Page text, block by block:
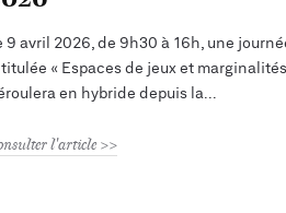
9 avril 2026, de 9h30 à 16h, une
« Espaces de jeux et
en hybride depuis la
l'article